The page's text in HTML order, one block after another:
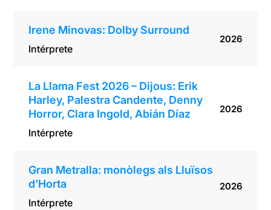
Irene Minovas: Dolby Surround
Intérprete
2026
La Llama Fest 2026 – Dijous: Erik
Harley, Palestra Candente, Denny
Horror, Clara Ingold, Abián Díaz
Intérprete
2026
Gran Metralla: monòlegs als Lluïsos
d’Horta
Intérprete
2026